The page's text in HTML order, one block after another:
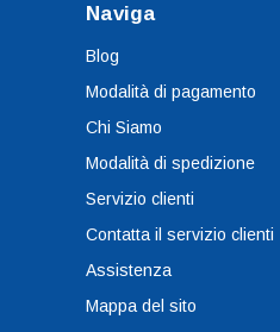
Naviga
Blog
Modalità di pagamento
Chi Siamo
Modalità di spedizione
Servizio clienti
Contatta il servizio clienti
Assistenza
Mappa del sito